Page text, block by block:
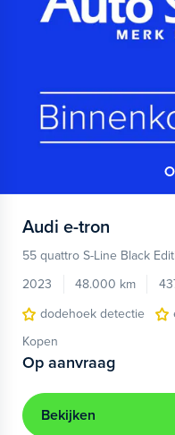
Audi e-tron
55 quattro S-Line Black
2023
48.000 km
dodehoek detectie
Kopen
Op aanvraag
Bekijken